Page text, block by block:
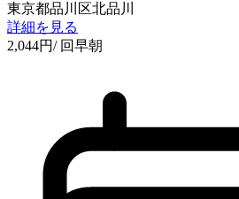
東京都品川区北品川
詳細を見る
2,044円/ 回早朝